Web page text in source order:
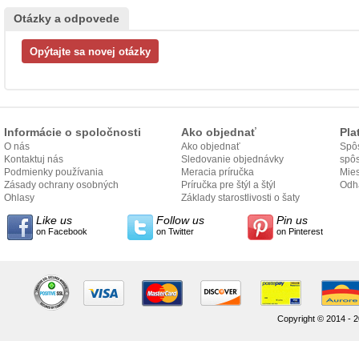
Otázky a odpovede
Informácie o spoločnosti
O nás
Kontaktuj nás
Podmienky používania
Zásady ochrany osobných
údajov
Ohlasy
Ako objednať
Ako objednať
Sledovanie objednávky
Meracia príručka
Príručka pre štýl a štýl
Základy starostlivosti o šaty
Like us
on Facebook
Follow us
on Twitter
Pin us
on Pinterest
Copyright © 2014 -